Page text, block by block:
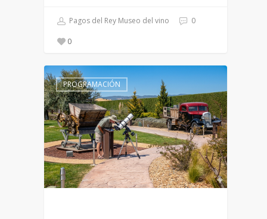
Pagos del Rey Museo del vino 0
0
PROGRAMACIÓN